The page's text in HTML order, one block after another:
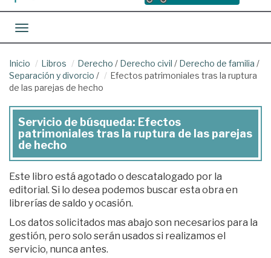
Toggle navigation
Inicio Libros Derecho / Derecho civil / Derecho de familia /
Separación y divorcio /
Efectos patrimoniales tras la ruptura
de las parejas de hecho
Servicio de búsqueda: Efectos
patrimoniales tras la ruptura de las parejas
de hecho
Este libro está agotado o descatalogado por la
editorial. Si lo desea podemos buscar esta obra en
librerías de saldo y ocasión.
Los datos solicitados mas abajo son necesarios para la
gestión, pero solo serán usados si realizamos el
servicio, nunca antes.